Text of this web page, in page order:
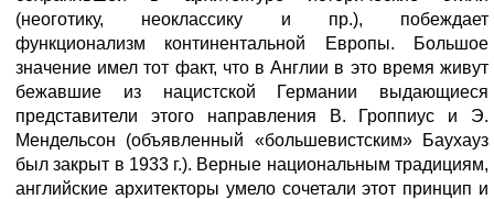
(неоготику, неоклассику и пр.), побеждает
функционализм континентальной Европы. Большое
значение имел тот факт, что в Англии в это время живут
бежавшие из нацистской Германии выдающиеся
представители этого направления В. Гроппиус и Э.
Мендельсон (объявленный «большевистским» Баухауз
был закрыт в 1933 г.). Верные национальным традициям,
английские архитекторы умело сочетали этот принцип и